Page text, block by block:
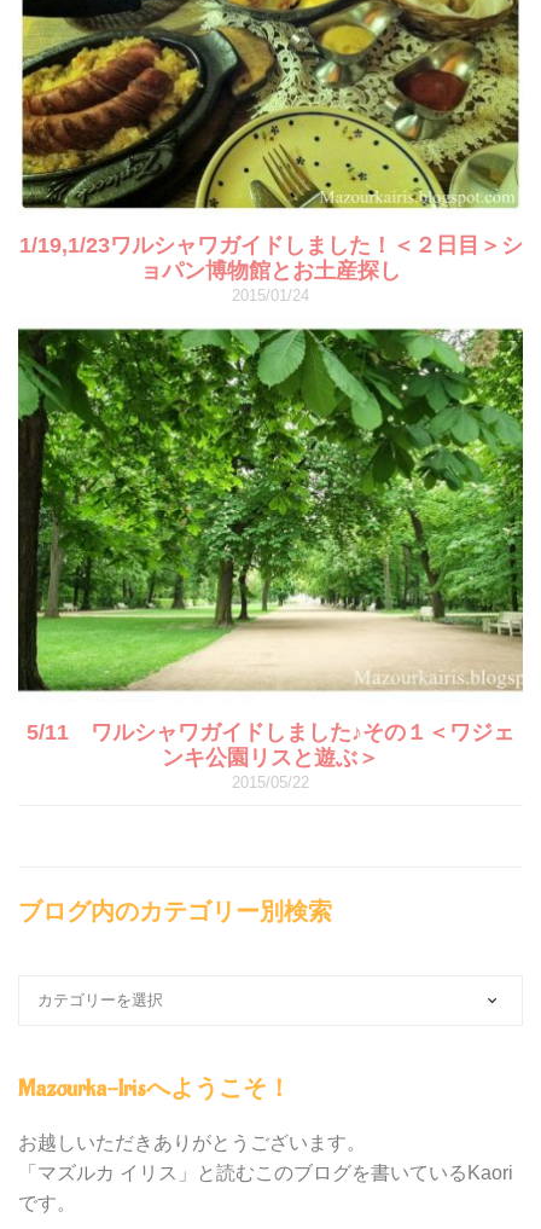
1/19,1/23ワルシャワガイドしました！＜２日目＞シ
ョパン博物館とお土産探し
2015/01/24
5/11 ワルシャワガイドしました♪その１＜ワジェ
ンキ公園リスと遊ぶ＞
2015/05/22
ブログ内のカテゴリー別検索
の
テ
ゴ
ー
Mazourka-Irisへようこそ！
お越しいただきありがとうございます。
「マズルカ イリス」と読むこのブログを書いているKaori
です。